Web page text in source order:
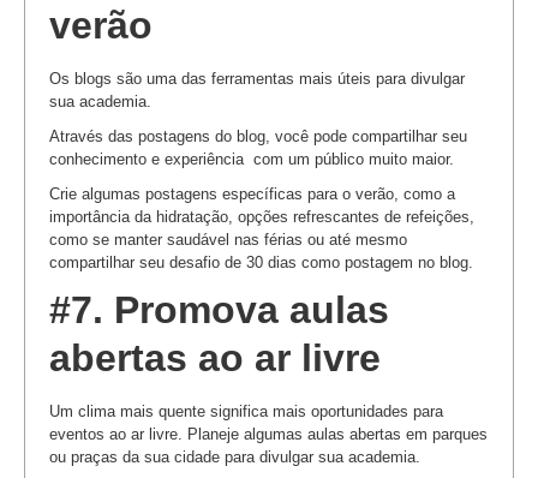
verão
Os blogs são uma das ferramentas mais úteis para divulgar
sua academia.
Através das postagens do blog, você pode compartilhar seu
conhecimento e experiência com um público muito maior.
Crie algumas postagens específicas para o verão, como a
importância da hidratação, opções refrescantes de refeições,
como se manter saudável nas férias ou até mesmo
compartilhar seu desafio de 30 dias como postagem no blog.
#7. Promova aulas
abertas ao ar livre
Um clima mais quente significa mais oportunidades para
eventos ao ar livre. Planeje algumas aulas abertas em parques
ou praças da sua cidade para divulgar sua academia.